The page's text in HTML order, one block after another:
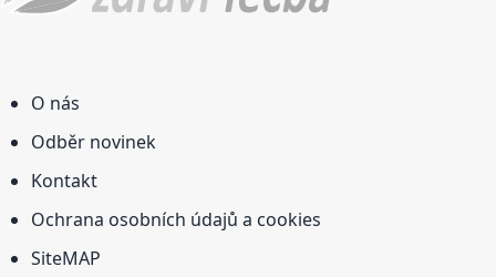
O nás
Odběr novinek
Kontakt
Ochrana osobních údajů a cookies
SiteMAP